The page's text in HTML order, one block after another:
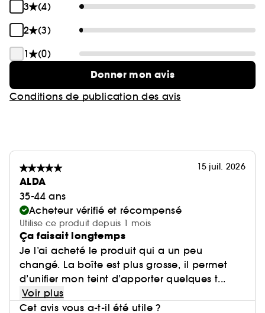
3
(4)
2
(3)
1
(0)
Donner mon avis
Conditions de publication des avis
15 juil. 2026
ALDA
35-44 ans
Acheteur vérifié et récompensé
Utilise ce produit depuis 1 mois
Ça faisait longtemps
Je l’ai acheté le produit qui a un peu
changé. La boîte est plus grosse, il permet
d’unifier mon teint d’apporter quelques t...
Voir plus
Cet avis vous a-t-il été utile ?